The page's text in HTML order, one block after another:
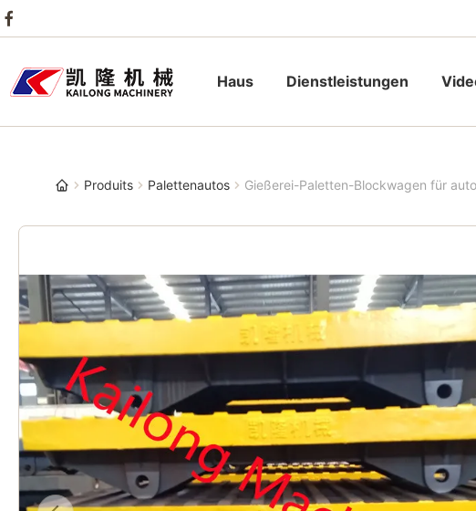
Haus Dienstleistungen
Produits Palettenautos Gießerei-Paletten-Blockwagen für